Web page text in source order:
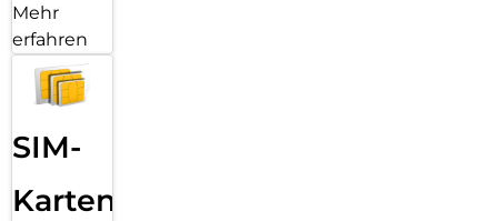
Mehr
erfahren
SIM-
Karten